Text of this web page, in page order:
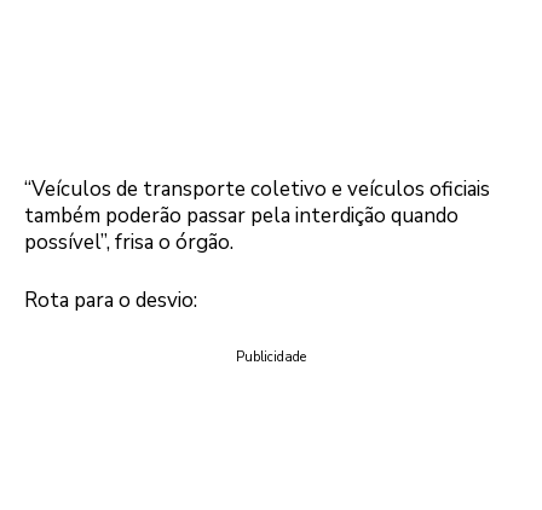
“Veículos de transporte coletivo e veículos oficiais
também poderão passar pela interdição quando
possível”, frisa o órgão.
Rota para o desvio:
Publicidade